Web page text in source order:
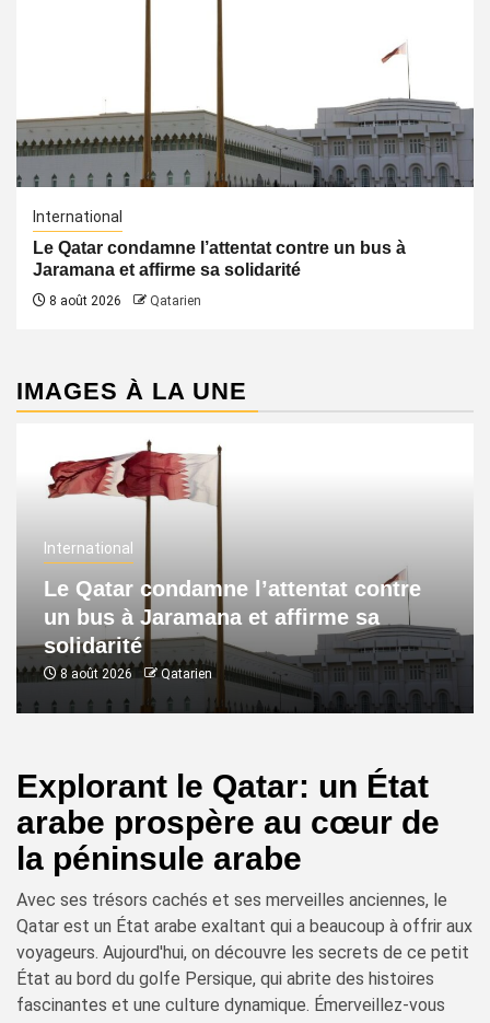
International
Le Qatar condamne l’attentat contre un bus à
Jaramana et affirme sa solidarité
8 août 2026 Qatarien
IMAGES À LA UNE
International
Le Qatar condamne l’attentat contre
un bus à Jaramana et affirme sa
solidarité
8 août 2026 Qatarien
Explorant le Qatar: un État
arabe prospère au cœur de
la péninsule arabe
Avec ses trésors cachés et ses merveilles anciennes, le
Qatar est un État arabe exaltant qui a beaucoup à offrir aux
voyageurs. Aujourd'hui, on découvre les secrets de ce petit
État au bord du golfe Persique, qui abrite des histoires
fascinantes et une culture dynamique. Émerveillez-vous